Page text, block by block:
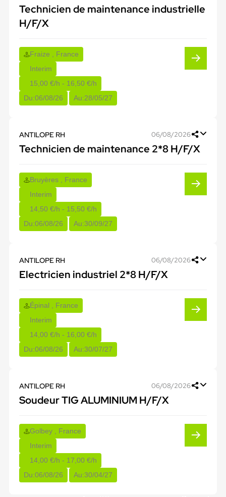
Technicien de maintenance industrielle
H/F/X
Fraize , France
Interim
15,00 €/h - 16,50 €/h
Du:06/08/26 Au:28/05/27
ANTILOPE RH 06/08/2026
Technicien de maintenance 2*8 H/F/X
Bruyères , France
Interim
14,50 €/h - 15,50 €/h
Du:06/08/26 Au:30/09/27
ANTILOPE RH 06/08/2026
Electricien industriel 2*8 H/F/X
Épinal , France
Interim
14,00 €/h - 16,00 €/h
Du:06/08/26 Au:30/07/27
ANTILOPE RH 06/08/2026
Soudeur TIG ALUMINIUM H/F/X
Golbey , France
Interim
14,00 €/h - 17,00 €/h
Du:06/08/26 Au:30/04/27